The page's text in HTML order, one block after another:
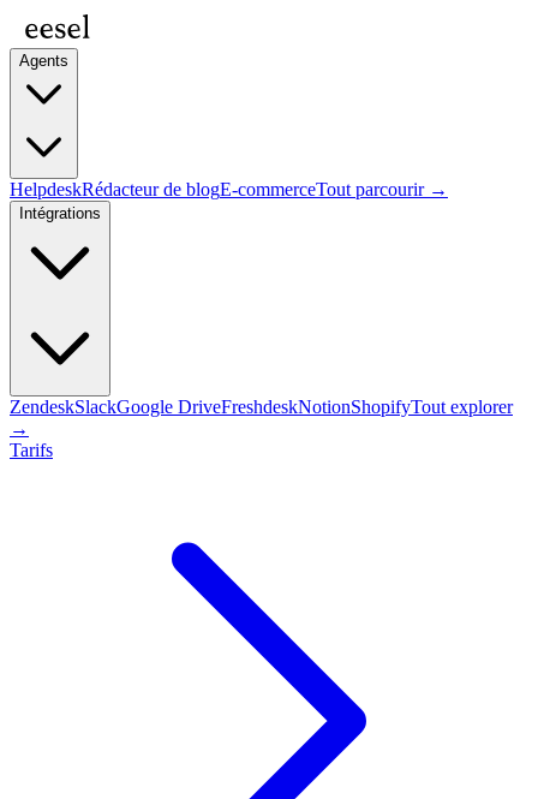
Agents
HelpdeskRédacteur de blogE-commerceTout parcourir →
Intégrations
ZendeskSlackGoogle DriveFreshdeskNotionShopifyTout explorer
→
Tarifs